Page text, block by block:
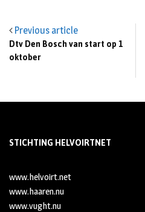
Previous article
Dtv Den Bosch van start op 1
oktober
STICHTING HELVOIRTNET
www.helvoirt.net
www.haaren.nu
www.vught.nu